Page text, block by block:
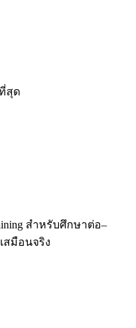
สุด
สำหรับศึกษาต่อ–
สมือนจริง